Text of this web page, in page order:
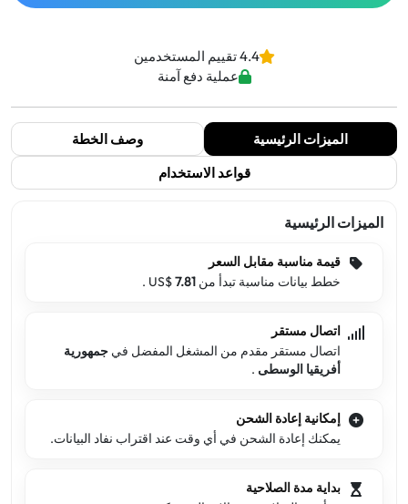
4.4 تقييم المستخدمين
عملية دفع آمنة
الميزات الرئيسية
وصف الخطة
قواعد الاستخدام
الميزات الرئيسية
قيمة مناسبة مقابل السعر
خطط بيانات مناسبة تبدأ من US$ 7.81
.
اتصال مستقر
اتصال مستقر مقدم من المشغل المفضل في جمهورية
أفريقيا الوسطى .
إمكانية إعادة الشحن
يمكنك إعادة الشحن في أي وقت عند اقتراب نفاد البيانات.
بداية مدة الصلاحية